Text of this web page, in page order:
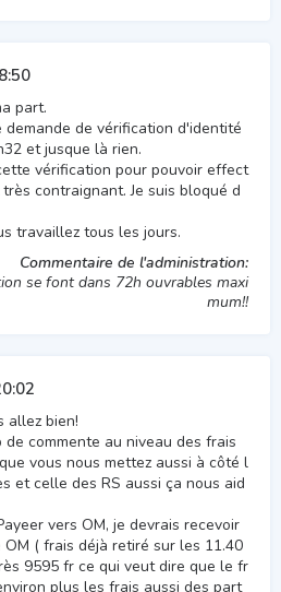
part.
de vérification d'identité
et jusque là rien.
vérification pour pouvoir effect
contraignant. Je suis bloqué d
travaillez tous les jours.
Commentaire de l'administration:
se font dans 72h ouvrables maxi
mum!!
allez bien!
commente au niveau des frais
vous nous mettez aussi à côté l
et celle des RS aussi ça nous aid
vers OM, je devrais recevoir
( frais déjà retiré sur les 11.40
9595 fr ce qui veut dire que le fr
plus les frais aussi des part